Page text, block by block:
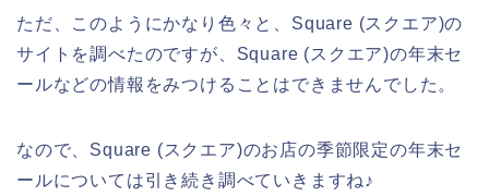
ただ、このようにかなり色々と、Square (スクエア)の
サイトを調べたのですが、Square (スクエア)の年末セ
ールなどの情報をみつけることはできませんでした。
なので、Square (スクエア)のお店の季節限定の年末セ
ールについては引き続き調べていきますね♪